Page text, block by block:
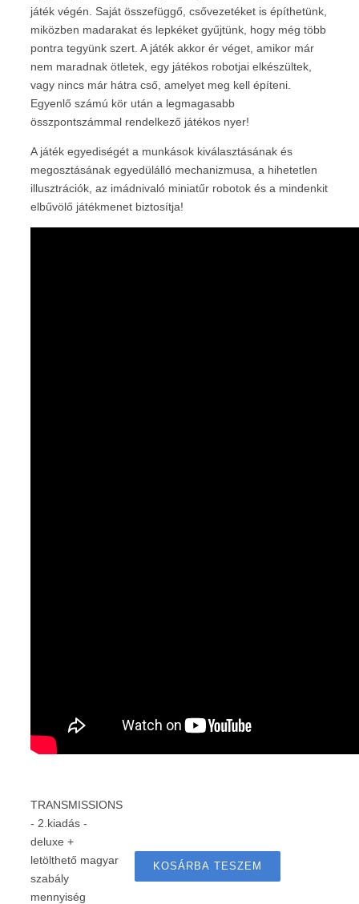
játék végén. Saját összefüggő, csővezetéket is építhetünk,
miközben madarakat és lepkéket gyűjtünk, hogy még több
pontra tegyünk szert. A játék akkor ér véget, amikor már
nem maradnak ötletek, egy játékos robotjai elkészültek,
vagy nincs már hátra cső, amelyet meg kell építeni.
Egyenlő számú kör után a legmagasabb
összpontszámmal rendelkező játékos nyer!
A játék egyediségét a munkások kiválasztásának és
megosztásának egyedülálló mechanizmusa, a hihetetlen
illusztrációk, az imádnivaló miniatűr robotok és a mindenkit
elbűvölő játékmenet biztosítja!
TRANSMISSIONS
- 2.kiadás -
deluxe +
letölthető magyar
szabály
mennyiség
KOSÁRBA TESZEM